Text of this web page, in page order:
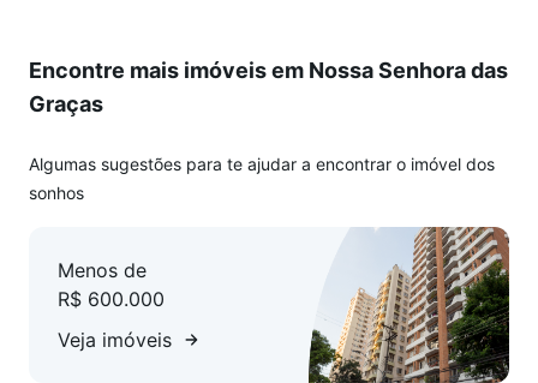
Encontre mais imóveis em Nossa Senhora das
Graças
Algumas sugestões para te ajudar a encontrar o imóvel dos
sonhos
Menos de
R$ 600.000
Veja imóveis